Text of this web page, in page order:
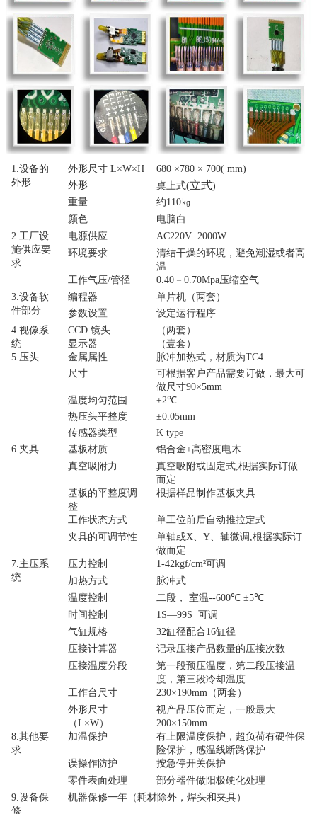
1.设备的
外形
外形尺寸 L×W×H 680×780 × 700( mm)
外形
桌上式(立式)
重量
约110㎏
颜色
电脑白
2.工厂设
施供应要
求
电源供应 AC220V 2000W
环境要求
清结干燥的环境，避免潮湿或者高
温
工作气压/管径 0.40－ 0.70Mpa压缩空气
3.设备软
件部分
编程器
单片机（两套）
参数设置
设定运行程序
4.视像系
统
CCD 镜头
（两套）
显示器
（壹套）
5.压头 金属属性 脉冲加热式， 材质为TC4
尺寸
可根据客户产品需要订做，最大可
做尺寸90×5mm
温度均匀范围
±2℃
热压头平整度
±0.05mm
传感器类型
K type
6.夹具 基板材质 铝合金+高密度电木
真空吸附力
真空吸附或固定式,根据实际订做
而定
基板的平整度调
整
根据样品制作基板夹具
工作状态方式
单工位前后自动推拉定式
夹具的可调节性
单轴或X、 Y、轴微调 ,根据实际订
做而定
7.主压系
统
压力控制 1-42kgf/cm²可调
加热方式
脉冲式
温度控制
二段， 室温--600℃ ±5℃
时间控制
1S—99S 可调
气缸规格
32缸径配合16缸径
压接计算器
记录压接产品数量的压接次数
压接温度分段
第一段预压温度，第二段压接温
度，第三段冷却温度
工作台尺寸
230×190mm（两套）
外形尺寸
（L×W）
视产品压位而定，一般最大
200×150mm
8.其他要
求
加温保护 有上限温度保护 ， 超负荷有硬件保
险保护 ，感温线断路保护
误操作防护
按急停开关保护
零件表面处理
部分器件做阳极硬化处理
9.设备保
修
机器保修一年（耗材除外，焊头和夹具）